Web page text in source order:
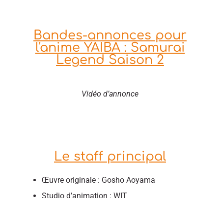
Bandes-annonces pour
l'anime YAIBA : Samurai
Legend Saison 2
Vidéo d’annonce
Le staff principal
Œuvre originale : Gosho Aoyama
Studio d’animation : WIT